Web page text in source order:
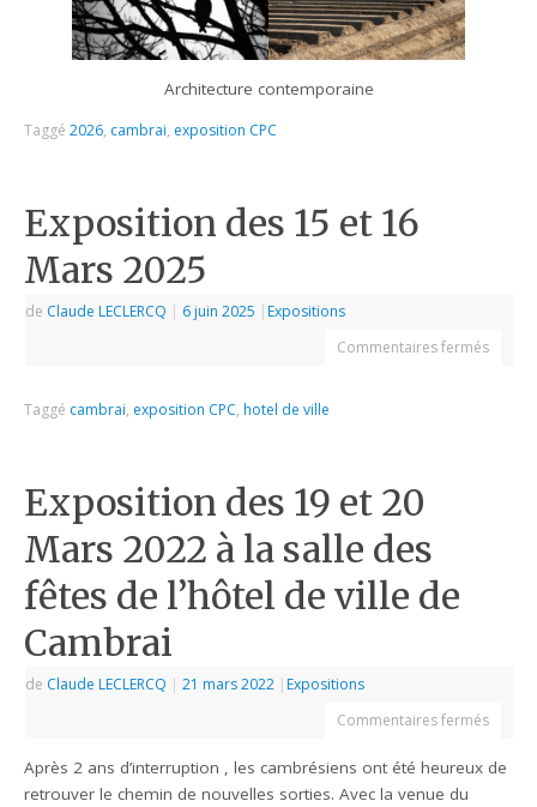
Architecture contemporaine
Taggé2026, cambrai, exposition CPC
Exposition des 15 et 16
Mars 2025
de Claude LECLERCQ | 6 juin 2025 | Expositions
Commentaires fermés
Taggé cambrai, exposition CPC, hotel de ville
Exposition des 19 et 20
Mars 2022 à la salle des
fêtes de l’hôtel de ville de
Cambrai
de Claude LECLERCQ | 21 mars 2022 | Expositions
Commentaires fermés
Après 2 ans d’interruption , les cambrésiens ont été heureux de
retrouver le chemin de nouvelles sorties. Avec la venue du